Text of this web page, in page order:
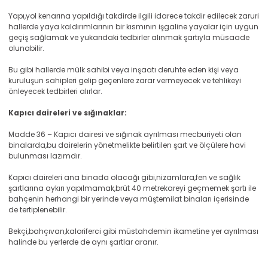
Yapı,yol kenarına yapıldığı takdirde ilgili idarece takdir edilecek zaruri
hallerde yaya kaldırımlarının bir kısmının işgaline yayalar için uygun
geçiş sağlamak ve yukarıdaki tedbirler alınmak şartıyla müsaade
olunabilir.
Bu gibi hallerde mülk sahibi veya inşaatı deruhte eden kişi veya
kuruluşun sahipleri gelip geçenlere zarar vermeyecek ve tehlikeyi
önleyecek tedbirleri alırlar.
Kapıcı daireleri ve sığınaklar:
Madde 36 – Kapıcı dairesi ve sığınak ayrılması mecburiyeti olan
binalarda,bu dairelerin yönetmelikte belirtilen şart ve ölçülere havi
bulunması lazımdır.
Kapıcı daireleri ana binada olacağı gibi,nizamlara,fen ve sağlık
şartlarına aykırı yapılmamak,brüt 40 metrekareyi geçmemek şartı ile
bahçenin herhangi bir yerinde veya müştemilat binaları içerisinde
de tertiplenebilir.
Bekçi,bahçıvan,kaloriferci gibi müstahdemin ikametine yer ayrılması
halinde bu yerlerde de aynı şartlar aranır.